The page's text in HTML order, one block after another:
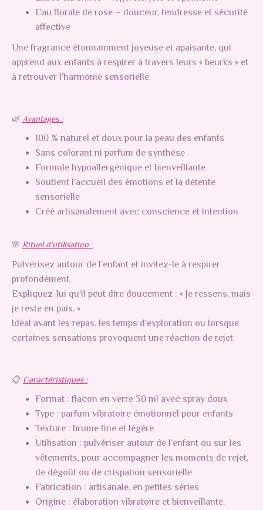
Eau florale de rose – douceur, tendresse et sécurité
affective
Une fragrance étonnamment joyeuse et apaisante, qui
apprend aux enfants à respirer à travers leurs « beurks » et
à retrouver l’harmonie sensorielle.
🌿 Avantages :
100 % naturel et doux pour la peau des enfants
Sans colorant ni parfum de synthèse
Formule hypoallergénique et bienveillante
Soutient l’accueil des émotions et la détente
sensorielle
Créé artisanalement avec conscience et intention
🌸 Rituel d’utilisation :
Pulvérisez autour de l’enfant et invitez-le à respirer
profondément.
Expliquez-lui qu’il peut dire doucement : « Je ressens, mais
je reste en paix. »
Idéal avant les repas, les temps d’exploration ou lorsque
certaines sensations provoquent une réaction de rejet.
📋 Caractéristiques :
Format : flacon en verre 30 ml avec spray doux
Type : parfum vibratoire émotionnel pour enfants
Texture : brume fine et légère
Utilisation : pulvériser autour de l’enfant ou sur les
vêtements, pour accompagner les moments de rejet,
de dégoût ou de crispation sensorielle
Fabrication : artisanale, en petites séries
Origine : élaboration vibratoire et bienveillante.